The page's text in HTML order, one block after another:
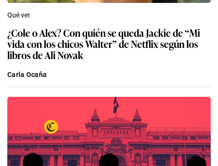
Qué ver
¿Cole o Alex? Con quién se queda Jackie de “Mi
vida con los chicos Walter” de Netflix según los
libros de Ali Novak
Carla Ocaña